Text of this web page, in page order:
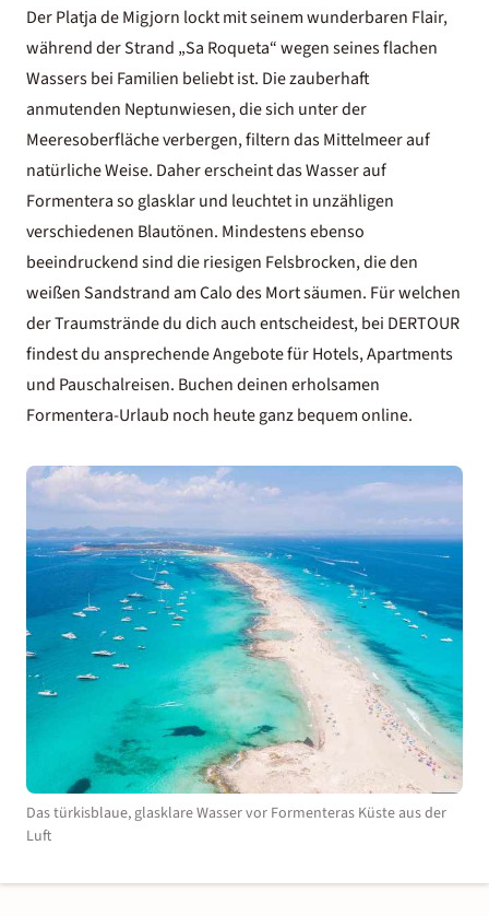
Der Platja de Migjorn lockt mit seinem wunderbaren Flair,
während der Strand „Sa Roqueta“ wegen seines flachen
Wassers bei Familien beliebt ist. Die zauberhaft
anmutenden Neptunwiesen, die sich unter der
Meeresoberfläche verbergen, filtern das Mittelmeer auf
natürliche Weise. Daher erscheint das Wasser auf
Formentera so glasklar und leuchtet in unzähligen
verschiedenen Blautönen. Mindestens ebenso
beeindruckend sind die riesigen Felsbrocken, die den
weißen Sandstrand am Calo des Mort säumen. Für welchen
der Traumstrände du dich auch entscheidest, bei DERTOUR
findest du ansprechende Angebote für Hotels, Apartments
und Pauschalreisen. Buchen deinen erholsamen
Formentera-Urlaub noch heute ganz bequem online.
Das türkisblaue, glasklare Wasser vor Formenteras Küste aus der
Luft